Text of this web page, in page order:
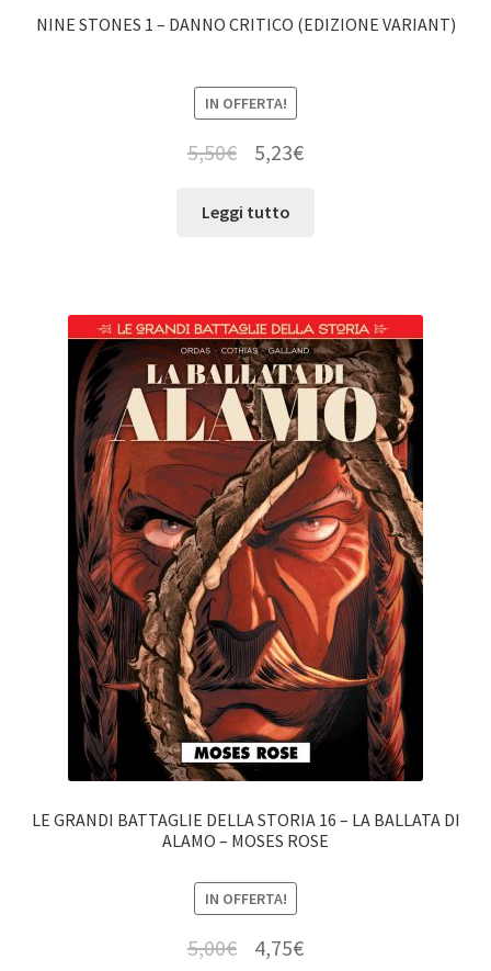
NINE STONES 1 – DANNO CRITICO (EDIZIONE VARIANT)
IN OFFERTA!
5,50€ 5,23€
Leggi tutto
LE GRANDI BATTAGLIE DELLA STORIA 16 – LA BALLATA DI
ALAMO – MOSES ROSE
IN OFFERTA!
5,00€ 4,75€